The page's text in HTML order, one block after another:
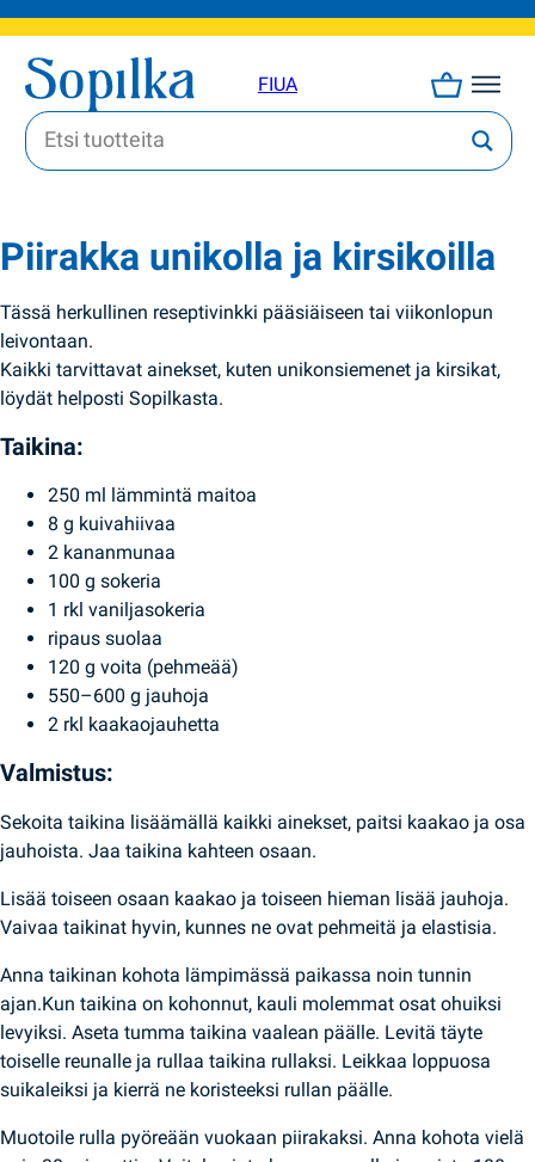
FIUA
Piirakka unikolla ja kirsikoilla
Tässä herkullinen reseptivinkki pääsiäiseen tai viikonlopun
leivontaan.
Kaikki tarvittavat ainekset, kuten unikonsiemenet ja kirsikat,
löydät helposti Sopilkasta.
Taikina:
250 ml lämmintä maitoa
8 g kuivahiivaa
2 kananmunaa
100 g sokeria
1 rkl vaniljasokeria
ripaus suolaa
120 g voita (pehmeää)
550–600 g jauhoja
2 rkl kaakaojauhetta
Valmistus:
Sekoita taikina lisäämällä kaikki ainekset, paitsi kaakao ja osa
jauhoista. Jaa taikina kahteen osaan.
Lisää toiseen osaan kaakao ja toiseen hieman lisää jauhoja.
Vaivaa taikinat hyvin, kunnes ne ovat pehmeitä ja elastisia.
Anna taikinan kohota lämpimässä paikassa noin tunnin
ajan.Kun taikina on kohonnut, kauli molemmat osat ohuiksi
levyiksi. Aseta tumma taikina vaalean päälle. Levitä täyte
toiselle reunalle ja rullaa taikina rullaksi. Leikkaa loppuosa
suikaleiksi ja kierrä ne koristeeksi rullan päälle.
Muotoile rulla pyöreään vuokaan piirakaksi. Anna kohota vielä